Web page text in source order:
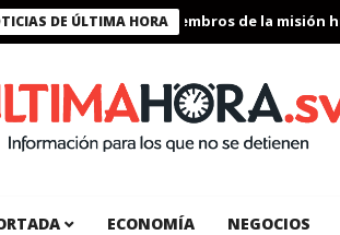
DE ÚLTIMA HORA
condecora a miembros de la misión
ECONOMÍA NEGOCIOS